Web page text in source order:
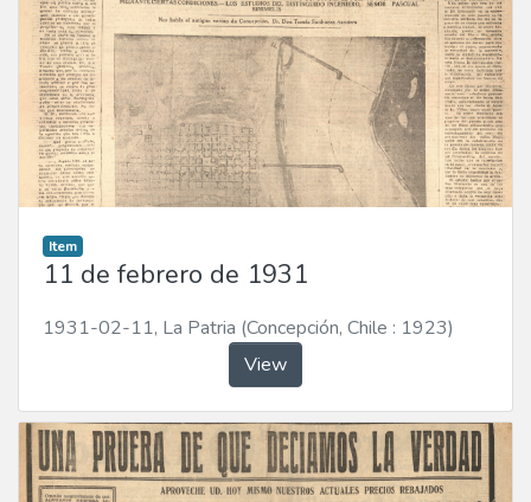
Item
11 de febrero de 1931
1931-02-11, La Patria (Concepción, Chile : 1923)
View